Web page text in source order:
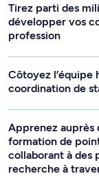
Tirez parti des
développer vos
profession
Côtoyez l’équipe
coordination de
Apprenez auprès
formation de
collaborant à des
recherche à